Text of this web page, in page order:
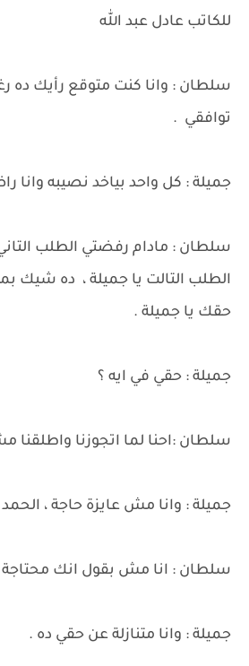
للكاتب عادل عبد الله
سلطان : وانا كنت متوقع رأيك ده
توافقي .
جميلة : كل واحد بياخد نصيبه وانا
سلطان : مادام رفضتي الطلب
الطلب التالت يا جميلة ، ده شيك
حقك يا جميلة .
جميلة : حقي في ايه ؟
سلطان :احنا لما اتجوزنا
جميلة : وانا مش عايزة حاجة ،
سلطان : انا مش بقول انك محتاجة
جميلة : وانا متنازلة عن حقي ده .